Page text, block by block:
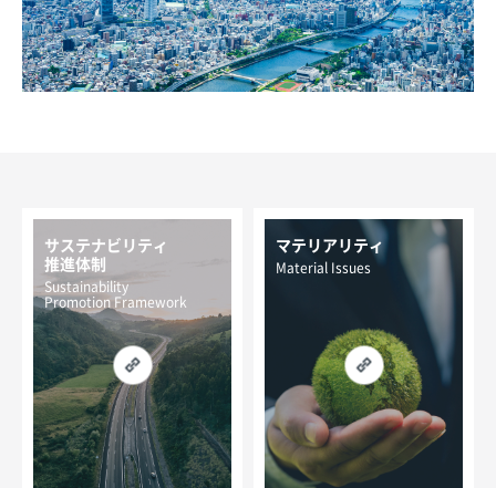
サステナビリティ
推進体制
Sustainability
Promotion Framework
マテリアリティ
Material Issues